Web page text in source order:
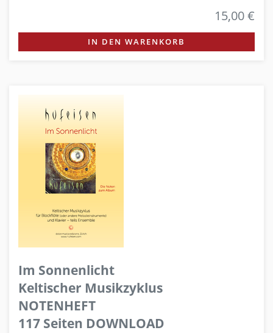
15,00 €
IN DEN WARENKORB
Im Sonnenlicht
Keltischer Musikzyklus
NOTENHEFT
117 Seiten DOWNLOAD